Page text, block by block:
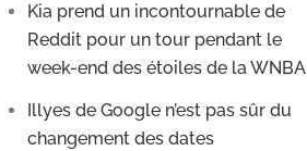
Kia prend un incontournable de
Reddit pour un tour pendant le
week-end des étoiles de la WNBA
Illyes de Google n’est pas sûr du
changement des dates